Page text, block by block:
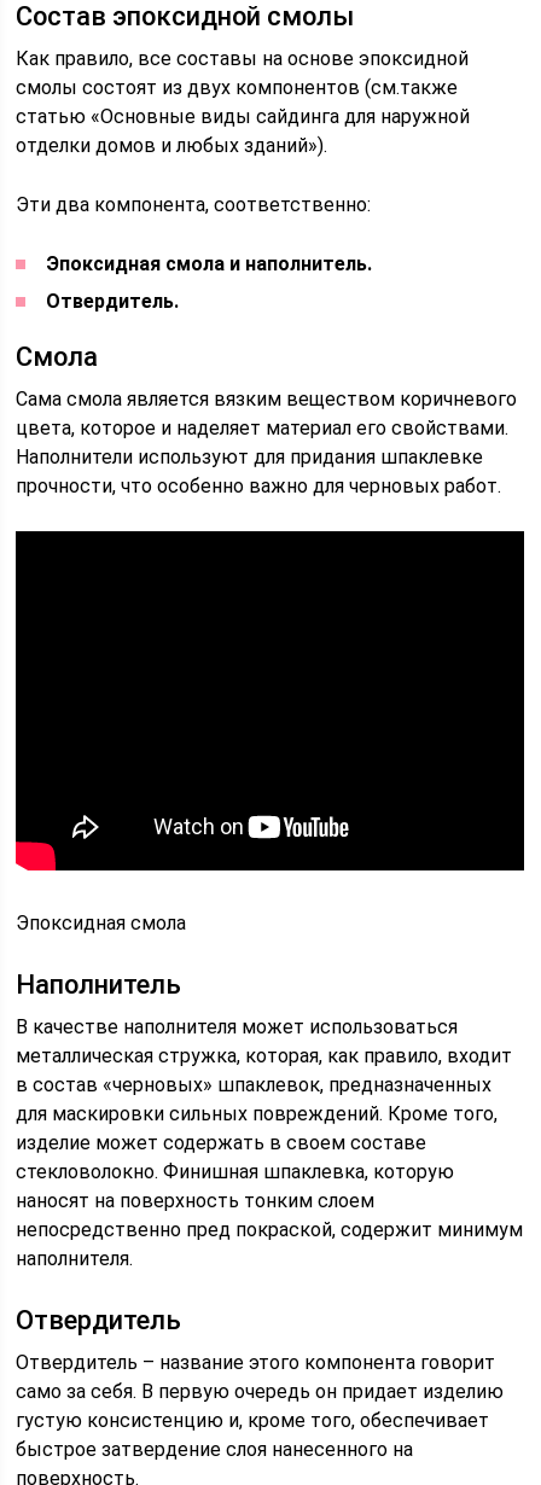
Состав эпоксидной смолы
Как правило, все составы на основе эпоксидной
смолы состоят из двух компонентов (см.также
статью «Основные виды сайдинга для наружной
отделки домов и любых зданий»).
Эти два компонента, соответственно:
Эпоксидная смола и наполнитель.
Отвердитель.
Смола
Сама смола является вязким веществом коричневого
цвета, которое и наделяет материал его свойствами.
Наполнители используют для придания шпаклевке
прочности, что особенно важно для черновых работ.
Эпоксидная смола
Наполнитель
В качестве наполнителя может использоваться
металлическая стружка, которая, как правило, входит
в состав «черновых» шпаклевок, предназначенных
для маскировки сильных повреждений. Кроме того,
изделие может содержать в своем составе
стекловолокно. Финишная шпаклевка, которую
наносят на поверхность тонким слоем
непосредственно пред покраской, содержит минимум
наполнителя.
Отвердитель
Отвердитель – название этого компонента говорит
само за себя. В первую очередь он придает изделию
густую консистенцию и, кроме того, обеспечивает
быстрое затвердение слоя нанесенного на
поверхность.